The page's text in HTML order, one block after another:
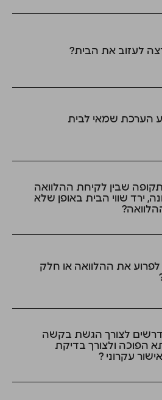
לעזוב את הבית?
הערכת שמאי לבית
שבין לקיחת ההלוואה
ירד שווי הבית באופן שלא
לפרוע את ההלוואה או חלק
לצורך הגשת בקשה
הפוכה ולצורך בדיקת
עקרוני ?